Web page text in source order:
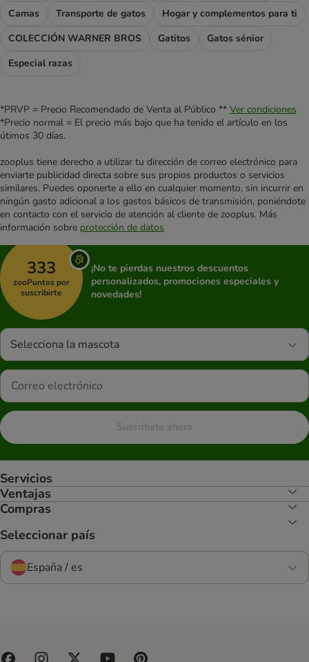
Camas
Transporte de gatos
Hogar y complementos para ti
COLECCIÓN WARNER BROS
Gatitos
Gatos sénior
Especial razas
*PRVP = Precio Recomendado de Venta al Público ** Ver condiciones
*Precio normal = El precio más bajo que ha tenido el artículo en los
útimos 30 días.
zooplus tiene derecho a utilizar tu dirección de correo electrónico para
enviarte publicidad directa sobre sus propios productos o servicios
similares. Puedes oponerte a ello en cualquier momento, sin incurrir en
ningún gasto adicional a los gastos básicos de transmisión, poniéndote
en contacto con el servicio de atención al cliente de zooplus. Más
información sobre protección de datos
333
zooPuntos por
suscribirte
¡No te pierdas nuestros descuentos
personalizados, promociones especiales y
novedades!
Selecciona la mascota
Suscríbete ahora
Servicios
Ventajas
Compras
Seleccionar país
España / es